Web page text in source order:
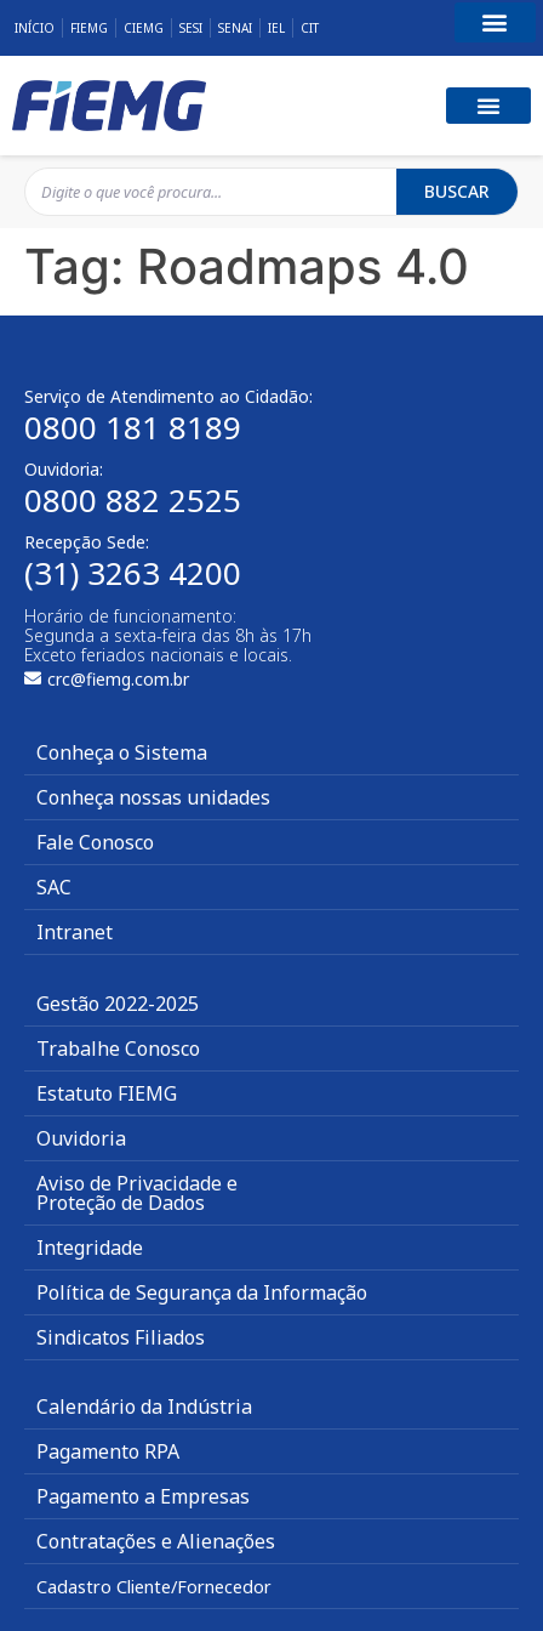
INÍCIO FIEMG CIEMG SESI SENAI IEL CIT
BUSCAR
Tag: Roadmaps 4.0
Serviço de Atendimento ao Cidadão:
0800 181 8189
Ouvidoria:
0800 882 2525
Recepção Sede:
(31) 3263 4200
Horário de funcionamento:
Segunda a sexta-feira das 8h às 17h
Exceto feriados nacionais e locais.
crc@fiemg.com.br
Conheça o Sistema
Conheça nossas unidades
Fale Conosco
SAC
Intranet
Gestão 2022-2025
Trabalhe Conosco
Estatuto FIEMG
Ouvidoria
Aviso de Privacidade e
Proteção de Dados
Integridade
Política de Segurança da Informação
Sindicatos Filiados
Calendário da Indústria
Pagamento RPA
Pagamento a Empresas
Contratações e Alienações
Cadastro Cliente/Fornecedor